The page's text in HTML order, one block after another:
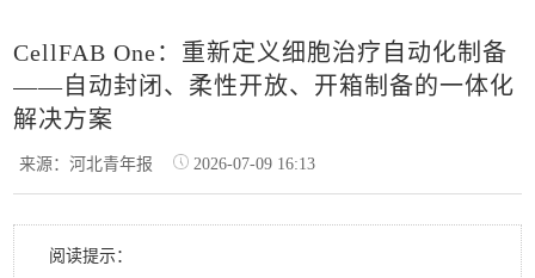
CellFAB One：重新定义细胞治疗自动化制备
——自动封闭、柔性开放、开箱制备的一体化
解决方案
来源：河北青年报 2026-07-09 16:13
阅读提示：